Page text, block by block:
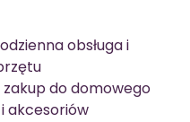
obsługa i
do domowego
akcesoriów